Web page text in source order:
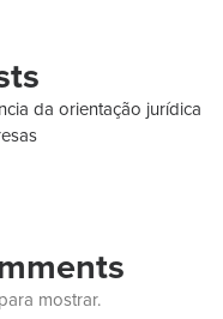
da orientação jurídica
mostrar.